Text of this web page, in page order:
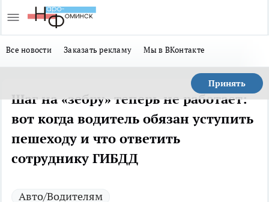
Все новости Заказать рекламу Мы в ВКонтакте
Принять
Шаг на «зебру» теперь не работает:
вот когда водитель обязан уступить
пешеходу и что ответить
сотруднику ГИБДД
Авто/Водителям